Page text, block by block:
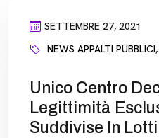
SETTEMBRE 27, 2021
NEWS APPALTI PUBBLICI,
Unico Centro
Legittimità
Suddivise In